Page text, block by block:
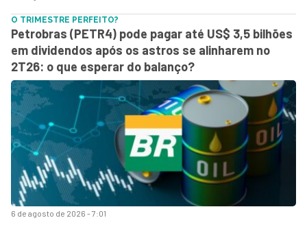
6 de agosto de 2026 - 7:01
O TRIMESTRE PERFEITO?
Petrobras (PETR4) pode pagar até US$ 3,5 bilhões
em dividendos após os astros se alinharem no
2T26: o que esperar do balanço?